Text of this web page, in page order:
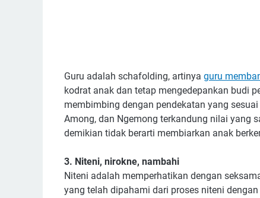
Guru adalah schafolding, artinya guru
kodrat anak dan tetap mengedepankan budi
membimbing dengan pendekatan yang
Among, dan Ngemong terkandung nilai yang
demikian tidak berarti membiarkan anak
3. Niteni, nirokne, nambahi
Niteni adalah memperhatikan dengan
yang telah dipahami dari proses niteni